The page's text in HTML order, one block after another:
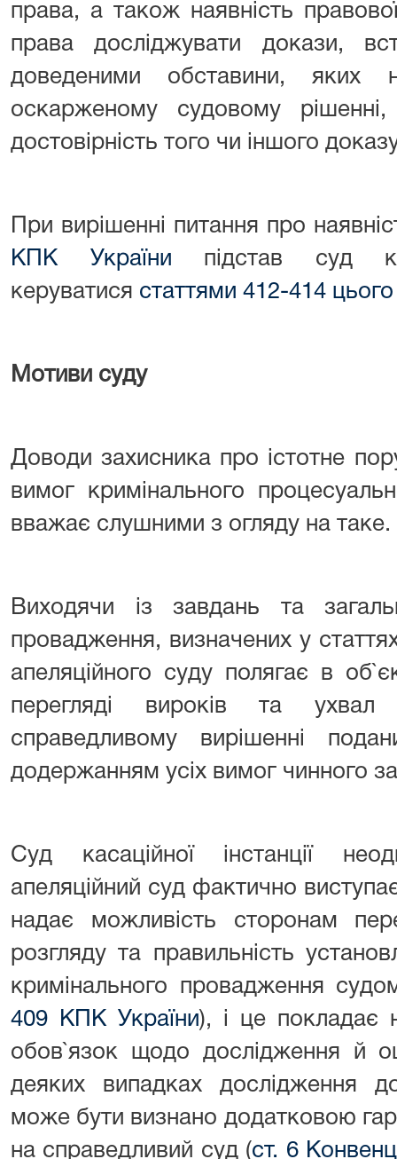
права, а також наявність
права досліджувати докази,
доведеними обставини, яких
оскарженому судовому
достовірність того чи іншого
При вирішенні питання про
КПК України підстав суд
керуватися статтями 412-414
Мотиви суду
Доводи захисника про істотне
вимог кримінального
вважає слушними з огляду на таке.
Виходячи із завдань та
провадження, визначених у
апеляційного суду полягає в
перегляді вироків та ухвал
справедливому вирішенні
додержанням усіх вимог чинного
Суд касаційної інстанції
апеляційний суд фактично
надає можливість сторонам
розгляду та правильність
кримінального провадження
409 КПК України), і це покладає
обов`язок щодо дослідження й
деяких випадках дослідження
може бути визнано додатковою
на справедливий суд (ст. 6